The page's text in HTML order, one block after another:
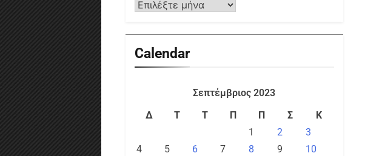
Calendar
Σεπτέμβριος 2023
Δ
Τ Τ Π Π Σ
Κ
1
2
3
4
5 6 7 8 9
10